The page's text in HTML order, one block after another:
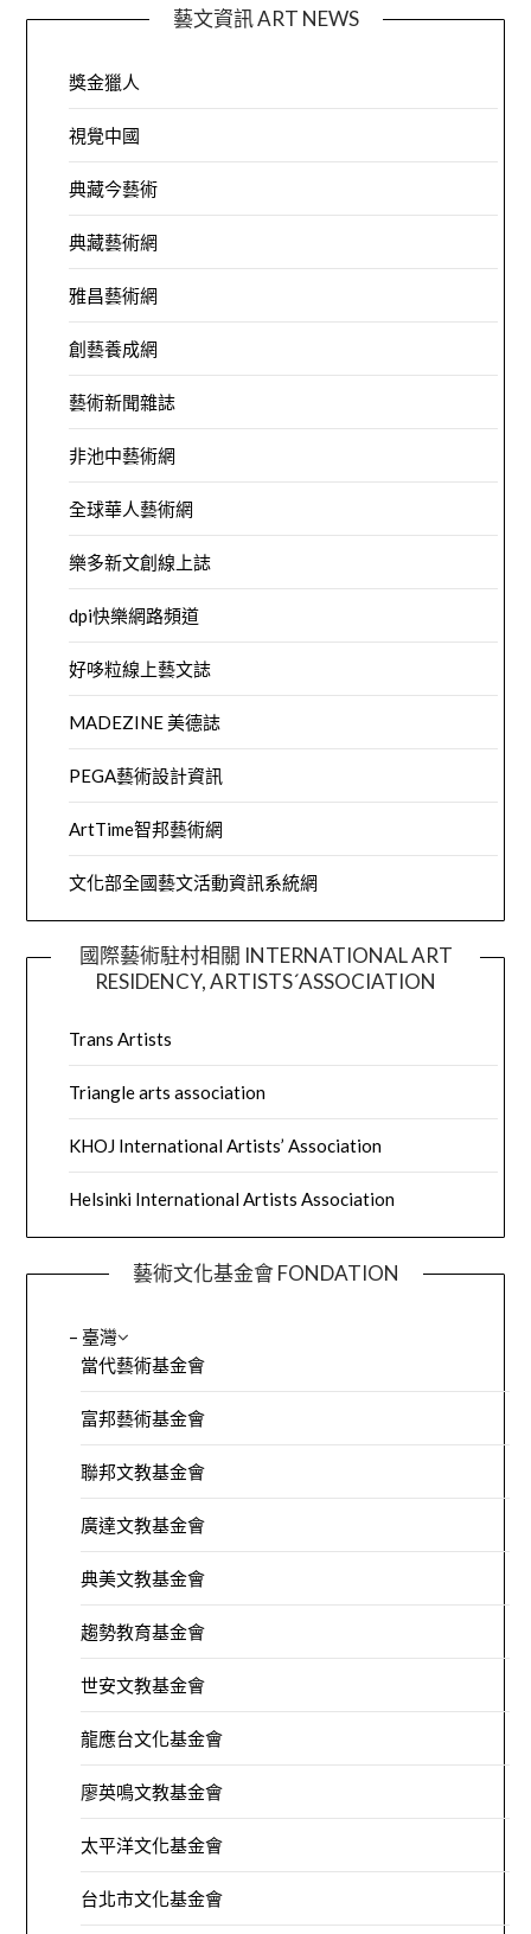
藝文資訊 ART NEWS
獎金獵人
視覺中國
典藏今藝術
典藏藝術網
雅昌藝術網
創藝養成網
藝術新聞雜誌
非池中藝術網
全球華人藝術網
樂多新文創線上誌
dpi快樂網路頻道
好哆粒線上藝文誌
MADEZINE 美德誌
PEGA藝術設計資訊
ArtTime智邦藝術網
文化部全國藝文活動資訊系統網
國際藝術駐村相關 INTERNATIONAL ART
RESIDENCY, ARTISTS´ASSOCIATION
Trans Artists
Triangle arts association
KHOJ International Artists’ Association
Helsinki International Artists Association
藝術文化基金會 FONDATION
– 臺灣
當代藝術基金會
富邦藝術基金會
聯邦文教基金會
廣達文教基金會
典美文教基金會
趨勢教育基金會
世安文教基金會
龍應台文化基金會
廖英鳴文教基金會
太平洋文化基金會
台北市文化基金會